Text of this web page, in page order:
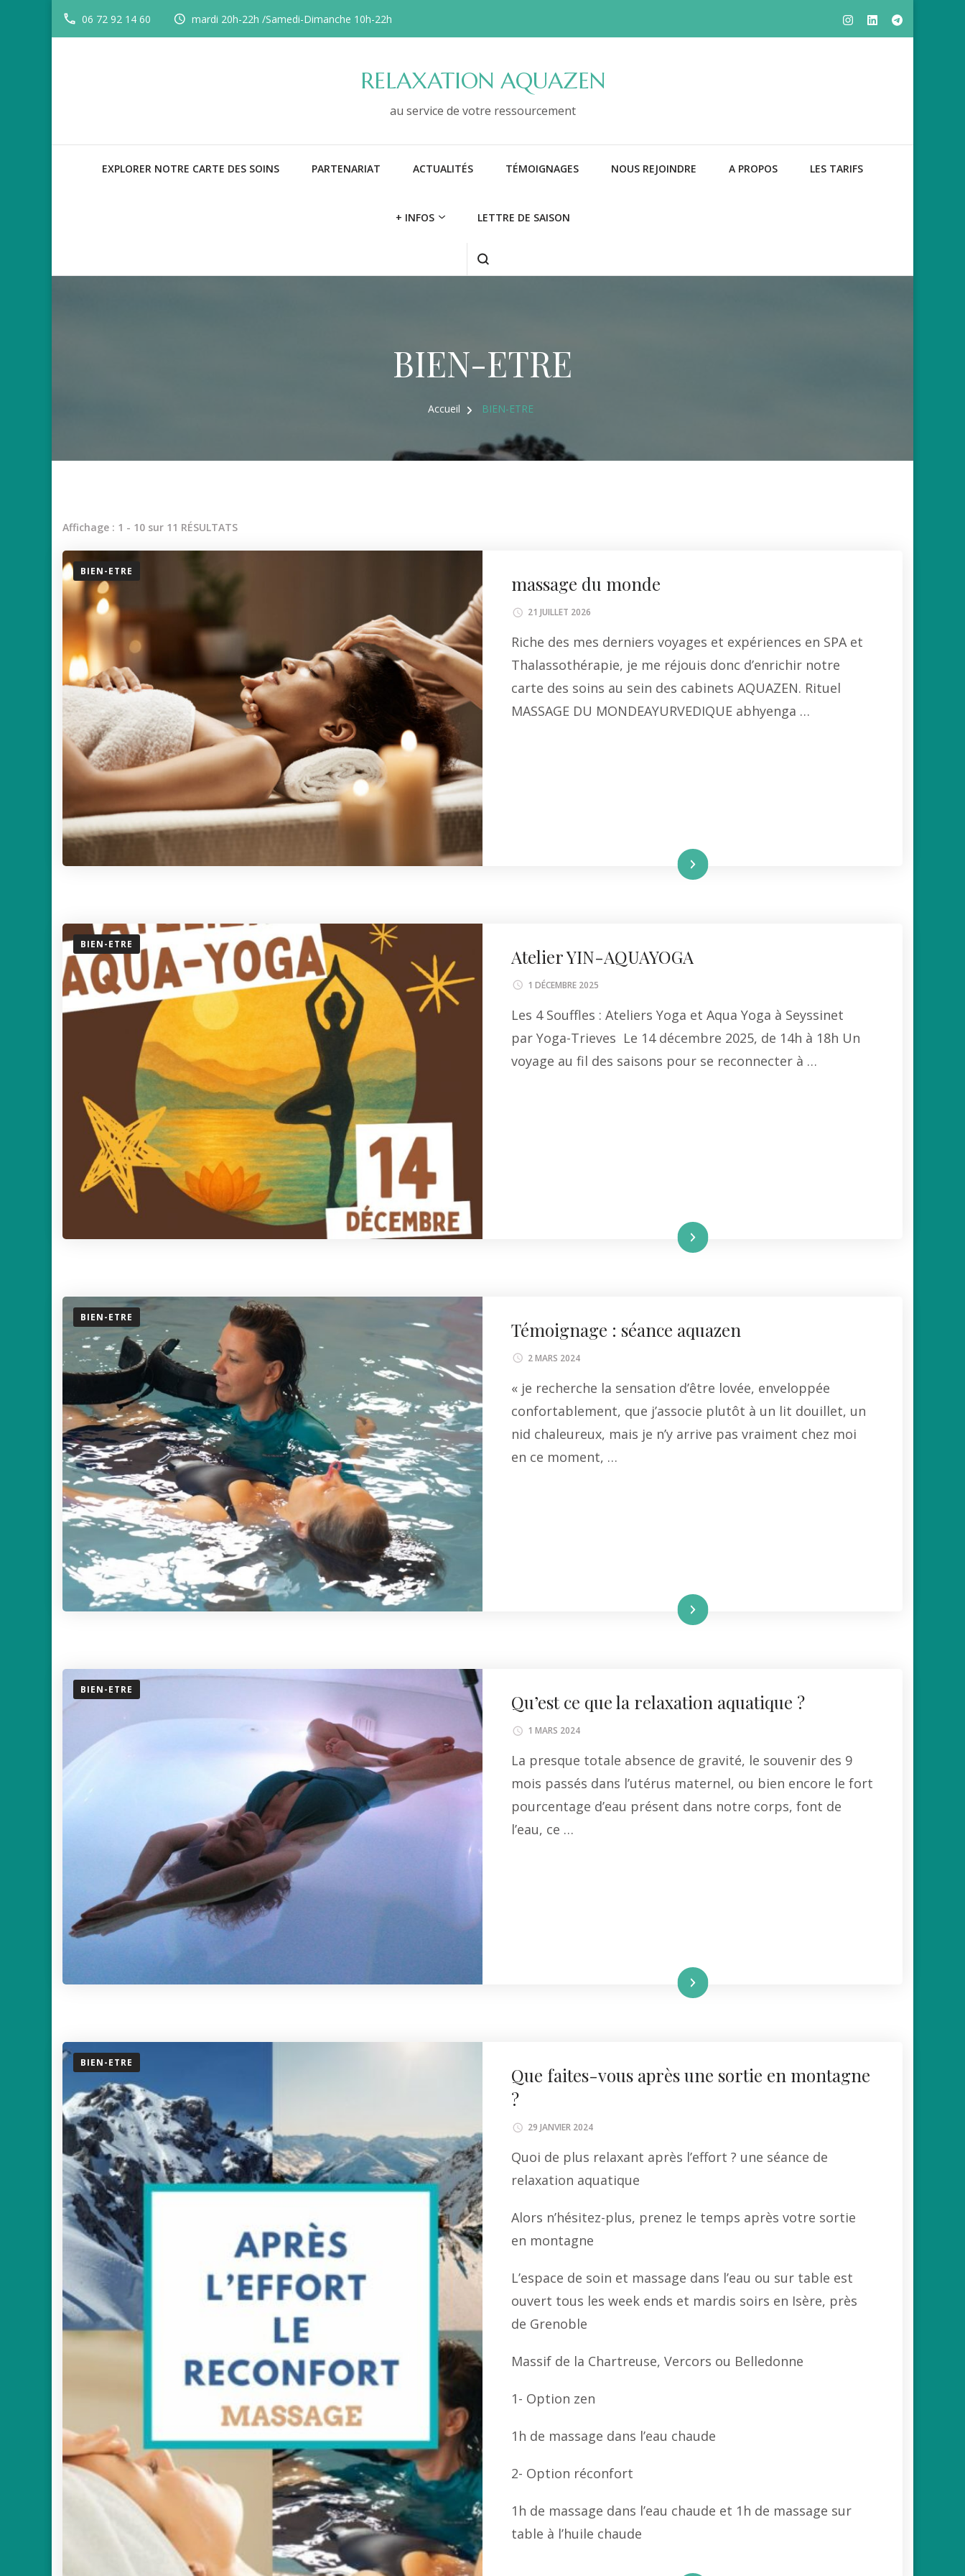
06 72 92 14 60 mardi 20h-22h /Samedi-Dimanche 10h-22h
RELAXATION AQUAZEN
au service de votre ressourcement
EXPLORER NOTRE CARTE DES SOINS PARTENARIAT ACTUALITÉS TÉMOIGNAGES NOUS REJOINDRE A PROPOS LES TARIFS
+ INFOS LETTRE DE SAISON
BIEN-ETRE
Accueil BIEN-ETRE
Affichage : 1 - 10 sur 11 RÉSULTATS
BIEN-ETRE
massage du monde
21 JUILLET 2026
Riche des mes derniers voyages et expériences en SPA et
Thalassothérapie, je me réjouis donc d’enrichir notre
carte des soins au sein des cabinets AQUAZEN. Rituel
MASSAGE DU MONDEAYURVEDIQUE abhyenga …
Lire la suite
BIEN-ETRE
Atelier YIN-AQUAYOGA
1 DÉCEMBRE 2025
Les 4 Souffles : Ateliers Yoga et Aqua Yoga à Seyssinet
par Yoga-Trieves Le 14 décembre 2025, de 14h à 18h Un
voyage au fil des saisons pour se reconnecter à …
Lire la suite
BIEN-ETRE
Témoignage : séance aquazen
2 MARS 2024
« je recherche la sensation d’être lovée, enveloppée
confortablement, que j’associe plutôt à un lit douillet, un
nid chaleureux, mais je n’y arrive pas vraiment chez moi
en ce moment, …
Lire la suite
BIEN-ETRE
Qu’est ce que la relaxation aquatique ?
1 MARS 2024
La presque totale absence de gravité, le souvenir des 9
mois passés dans l’utérus maternel, ou bien encore le fort
pourcentage d’eau présent dans notre corps, font de
l’eau, ce …
Lire la suite
BIEN-ETRE
Que faites-vous après une sortie en montagne
?
29 JANVIER 2024
Quoi de plus relaxant après l’effort ? une séance de
relaxation aquatique
Alors n’hésitez-plus, prenez le temps après votre sortie
en montagne
L’espace de soin et massage dans l’eau ou sur table est
ouvert tous les week ends et mardis soirs en Isère, près
de Grenoble
Massif de la Chartreuse, Vercors ou Belledonne
1- Option zen
1h de massage dans l’eau chaude
2- Option réconfort
1h de massage dans l’eau chaude et 1h de massage sur
table à l’huile chaude